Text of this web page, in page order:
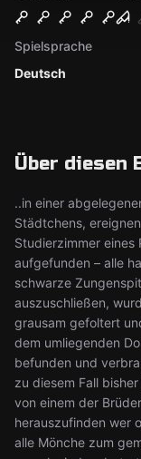
Deutsch
Spielsprache
Über diesen
..in einer
Städtchens,
Studierzimmer
aufgefunden – alle
schwarze
auszuschließen,
grausam gefoltert
dem umliegenden
befunden und
zu diesem Fall
von einem der
herauszufinden wer
alle Mönche zum